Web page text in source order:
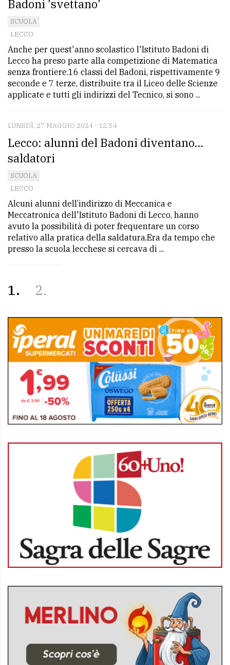
Badoni 'svettano'
SCUOLA
LECCO
Anche per quest'anno scolastico l'Istituto Badoni di
Lecco ha preso parte alla competizione di Matematica
senza frontiere.16 classi del Badoni, rispettivamente 9
seconde e 7 terze, distribuite tra il Liceo delle Scienze
applicate e tutti gli indirizzi del Tecnico, si sono ...
LUNEDÌ, 27 MAGGIO 2024 - 12:54
Lecco: alunni del Badoni diventano...
saldatori
SCUOLA
LECCO
Alcuni alunni dell’indirizzo di Meccanica e
Meccatronica dell'Istituto Badoni di Lecco, hanno
avuto la possibilità di poter frequentare un corso
relativo alla pratica della saldatura.Era da tempo che
presso la scuola lecchese si cercava di ...
1 2